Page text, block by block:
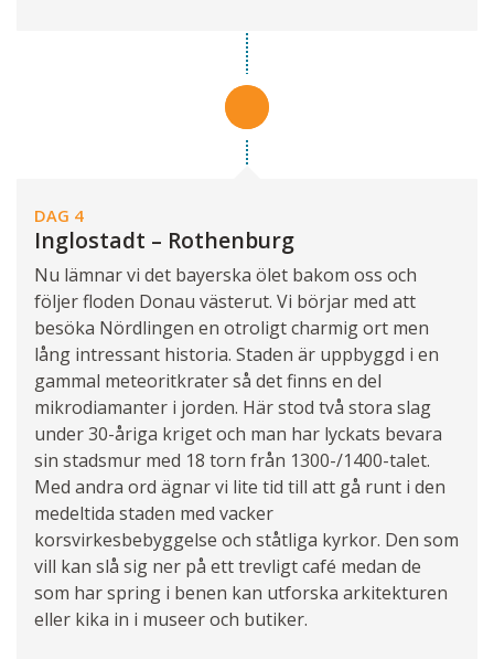
DAG 4
Inglostadt – Rothenburg
Nu lämnar vi det bayerska ölet bakom oss och
följer floden Donau västerut. Vi börjar med att
besöka Nördlingen en otroligt charmig ort men
lång intressant historia. Staden är uppbyggd i en
gammal meteoritkrater så det finns en del
mikrodiamanter i jorden. Här stod två stora slag
under 30-åriga kriget och man har lyckats bevara
sin stadsmur med 18 torn från 1300-/1400-talet.
Med andra ord ägnar vi lite tid till att gå runt i den
medeltida staden med vacker
korsvirkesbebyggelse och ståtliga kyrkor. Den som
vill kan slå sig ner på ett trevligt café medan de
som har spring i benen kan utforska arkitekturen
eller kika in i museer och butiker.